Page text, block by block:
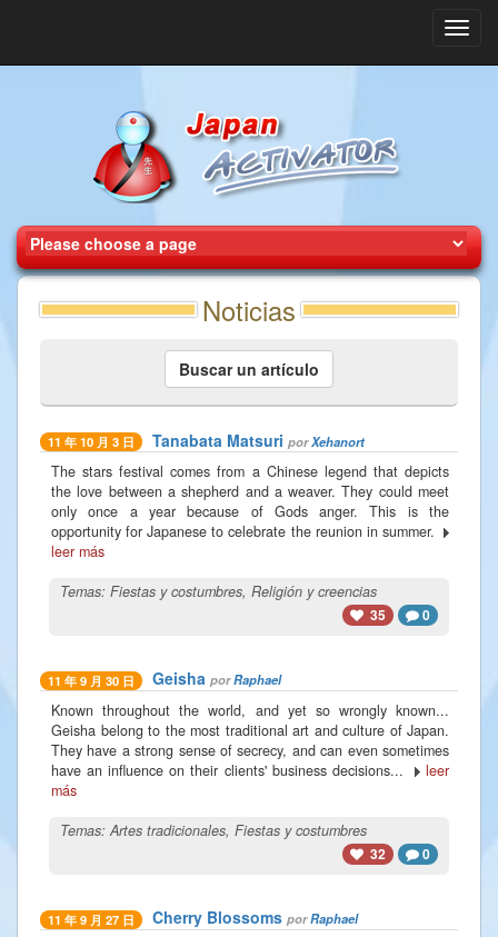
Noticias
Buscar un artículo
11 年 10 月 3 日 Tanabata Matsuri porXehanort
The stars festival comes from a Chinese legend that depicts
the love between a shepherd and a weaver. They could meet
only once a year because of Gods anger. This is the
opportunity for Japanese to celebrate the reunion in summer.
leer más
Temas: Fiestas y costumbres, Religión y creencias
35
0
11 年 9 月 30 日 Geisha porRaphael
Known throughout the world, and yet so wrongly known...
Geisha belong to the most traditional art and culture of Japan.
They have a strong sense of secrecy, and can even sometimes
have an influence on their clients' business decisions...
leer
más
Temas:Artes tradicionales, Fiestas y costumbres
32
0
11 年 9 月 27 日 Cherry Blossoms porRaphael